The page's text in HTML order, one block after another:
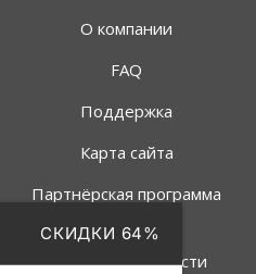
СКИДКИ 64%
О компании
FAQ
Поддержка
Карта сайта
Партнёрская программа
Политика
конфиденциальности